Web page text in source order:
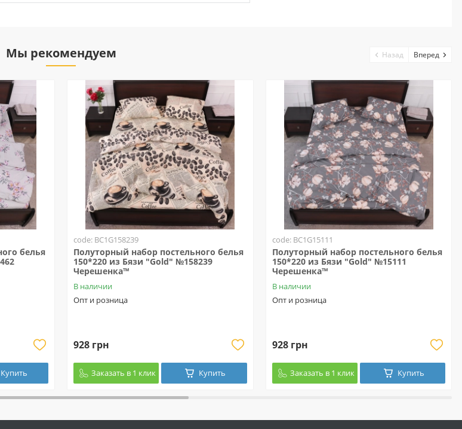
Мы рекомендуем
белья
Купить
code: BC1G158239
Полуторный набор постельного белья
150*220 из Бязи "Gold" №158239
Черешенка™
В наличии
Опт и розница
928 грн
Заказать в 1 клик Купить
code: BC1G15111
Полуторный набор постельного белья
150*220 из Бязи "Gold" №15111
Черешенка™
В наличии
Опт и розница
928 грн
Заказать в 1 клик Купить
Назад Вперед